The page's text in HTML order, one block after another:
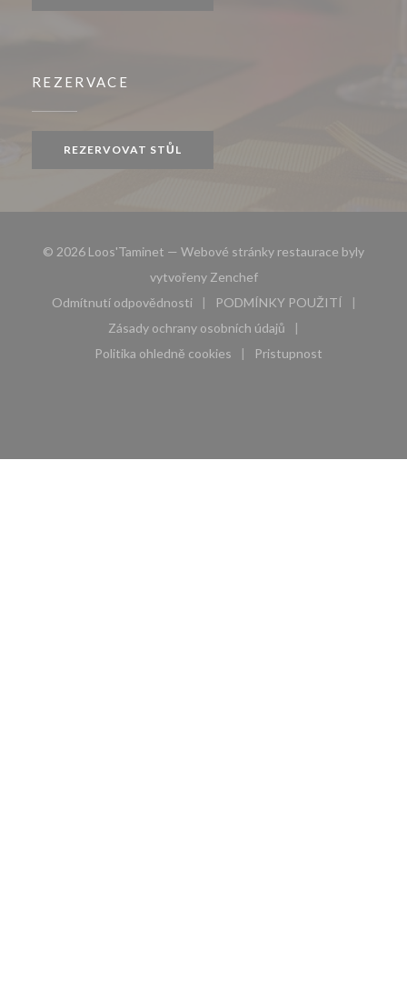
REZERVACE
REZERVOVAT STŮL
© 2026 Loos'Taminet — Webové stránky restaurace byly
vytvořeny Zenchef((otevře se v novém okně))
Odmítnutí odpovědnosti
((otevře se v novém okně))
PODMÍNKY POUŽITÍ
((otevře se v novém
Zásady ochrany osobních údajů
((otevře se v novém okně))
Politika ohledně cookies
((otevře se v novém okně))
Pristupnost
((otevře se v novém